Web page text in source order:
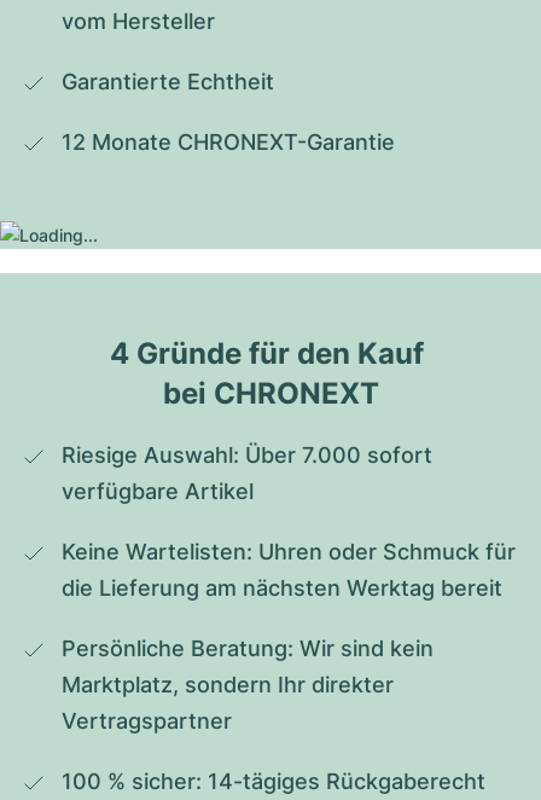
vom Hersteller
Garantierte Echtheit
12 Monate CHRONEXT-Garantie
4 Gründe für den Kauf
bei CHRONEXT
Riesige Auswahl: Über 7.000 sofort
verfügbare Artikel
Keine Wartelisten: Uhren oder Schmuck für
die Lieferung am nächsten Werktag bereit
Persönliche Beratung: Wir sind kein
Marktplatz, sondern Ihr direkter
Vertragspartner
100 % sicher: 14-tägiges Rückgaberecht